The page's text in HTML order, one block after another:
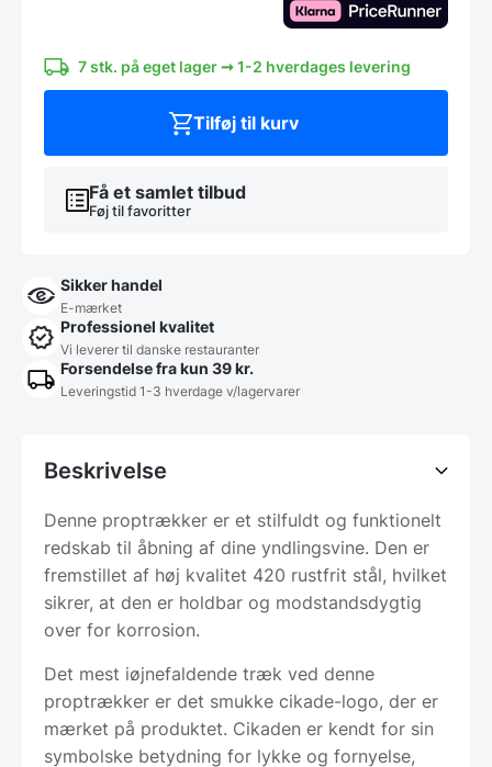
7 stk. på eget lager ➞ 1-2 hverdages levering
Få et samlet tilbud
Føj til favoritter
Tilføj til kurv
Sikker handel
E-mærket
Professionel kvalitet
Vi leverer til danske restauranter
Forsendelse fra kun 39 kr.
Leveringstid 1-3 hverdage v/lagervarer
Beskrivelse
Denne proptrækker er et stilfuldt og funktionelt
redskab til åbning af dine yndlingsvine. Den er
fremstillet af høj kvalitet 420 rustfrit stål, hvilket
sikrer, at den er holdbar og modstandsdygtig
over for korrosion.
Det mest iøjnefaldende træk ved denne
proptrækker er det smukke cikade-logo, der er
mærket på produktet. Cikaden er kendt for sin
symbolske betydning for lykke og fornyelse,